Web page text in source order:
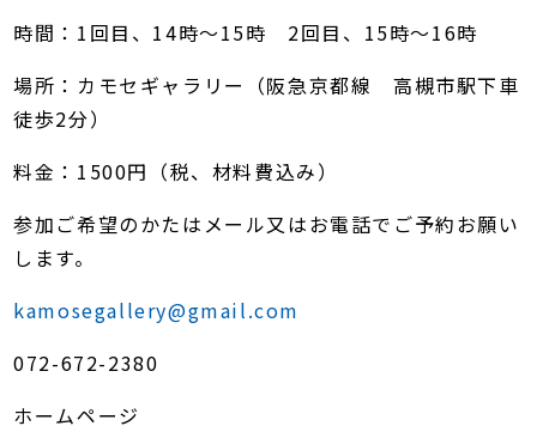
時間：1回目、14時～15時 2回目、15時～16時
場所：カモセギャラリー（阪急京都線 高槻市駅下車
徒歩2分）
料金：1500円（税、材料費込み）
参加ご希望のかたはメール又はお電話でご予約お願い
します。
kamosegallery@gmail.com
072-672-2380
ホームページ